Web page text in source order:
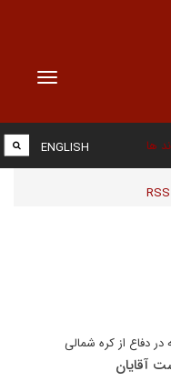
Toggle
ها
RSS
ENGLISH
دفاع از کره شمالی
آقایان